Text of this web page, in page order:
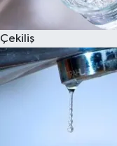
Çekiliş